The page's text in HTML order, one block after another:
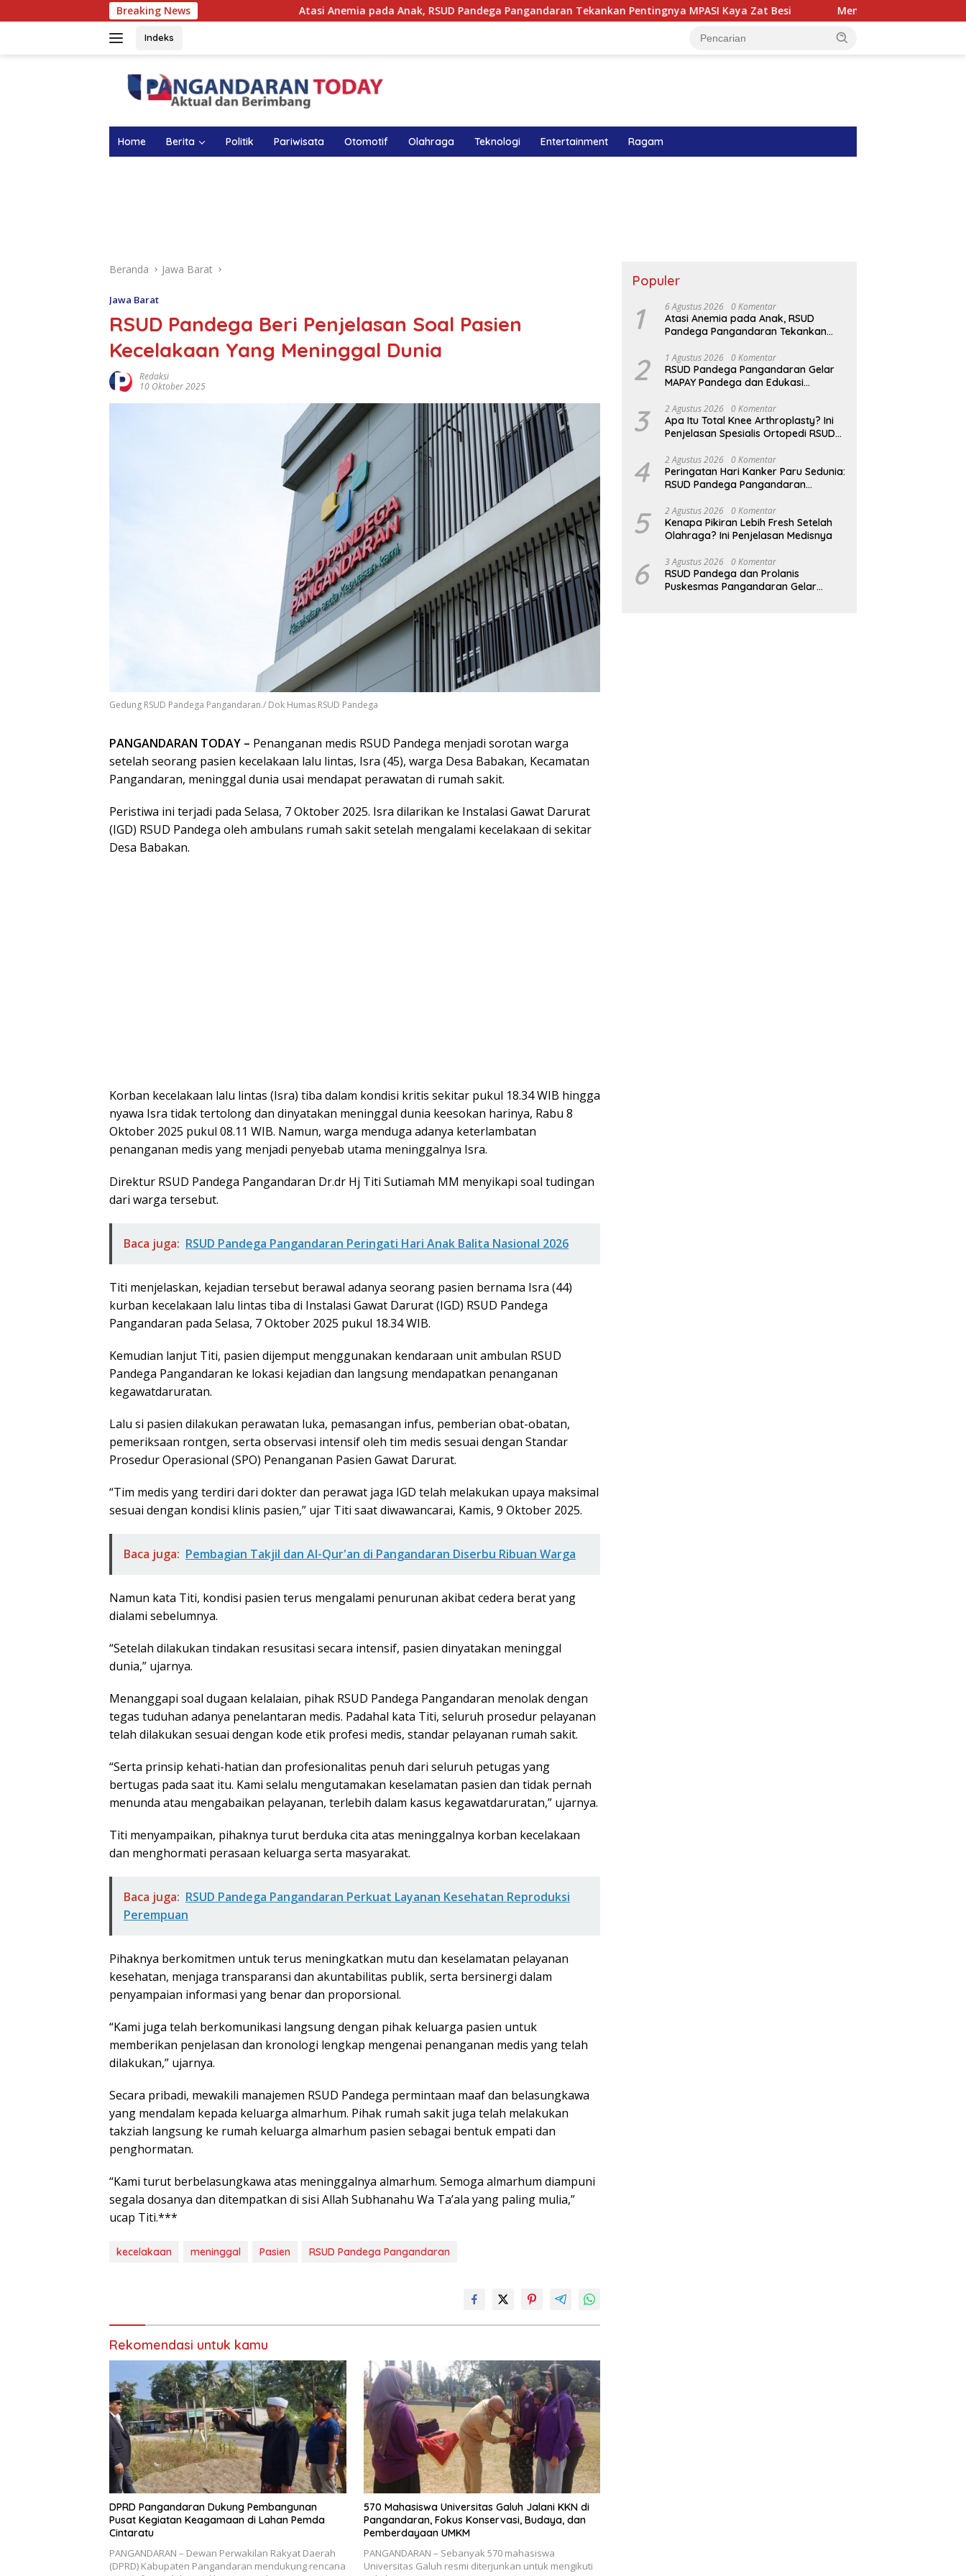
ke
Breaking News Atasi Anemia pada Anak, RSUD Pandega Pangandaran Tekankan Pentingnya MPASI Kaya Zat Besi Menyambung Harapan di Ruang
Indeks
Home Berita Politik Pariwisata Otomotif Olahraga Teknologi Entertainment Ragam
Beranda Jawa Barat
Jawa Barat
RSUD Pandega Beri Penjelasan Soal Pasien
Kecelakaan Yang Meninggal Dunia
Redaksi
10 Oktober 2025
Gedung RSUD Pandega Pangandaran./ Dok Humas RSUD Pandega
PANGANDARAN TODAY – Penanganan medis RSUD Pandega menjadi sorotan warga
setelah seorang pasien kecelakaan lalu lintas, Isra (45), warga Desa Babakan, Kecamatan
Pangandaran, meninggal dunia usai mendapat perawatan di rumah sakit.
Peristiwa ini terjadi pada Selasa, 7 Oktober 2025. Isra dilarikan ke Instalasi Gawat Darurat
(IGD) RSUD Pandega oleh ambulans rumah sakit setelah mengalami kecelakaan di sekitar
Desa Babakan.
Korban kecelakaan lalu lintas (Isra) tiba dalam kondisi kritis sekitar pukul 18.34 WIB hingga
nyawa Isra tidak tertolong dan dinyatakan meninggal dunia keesokan harinya, Rabu 8
Oktober 2025 pukul 08.11 WIB. Namun, warga menduga adanya keterlambatan
penanganan medis yang menjadi penyebab utama meninggalnya Isra.
Direktur RSUD Pandega Pangandaran Dr.dr Hj Titi Sutiamah MM menyikapi soal tudingan
dari warga tersebut.
Baca juga: RSUD Pandega Pangandaran Peringati Hari Anak Balita Nasional 2026
Titi menjelaskan, kejadian tersebut berawal adanya seorang pasien bernama Isra (44)
kurban kecelakaan lalu lintas tiba di Instalasi Gawat Darurat (IGD) RSUD Pandega
Pangandaran pada Selasa, 7 Oktober 2025 pukul 18.34 WIB.
Kemudian lanjut Titi, pasien dijemput menggunakan kendaraan unit ambulan RSUD
Pandega Pangandaran ke lokasi kejadian dan langsung mendapatkan penanganan
kegawatdaruratan.
Lalu si pasien dilakukan perawatan luka, pemasangan infus, pemberian obat-obatan,
pemeriksaan rontgen, serta observasi intensif oleh tim medis sesuai dengan Standar
Prosedur Operasional (SPO) Penanganan Pasien Gawat Darurat.
“Tim medis yang terdiri dari dokter dan perawat jaga IGD telah melakukan upaya maksimal
sesuai dengan kondisi klinis pasien,” ujar Titi saat diwawancarai, Kamis, 9 Oktober 2025.
Baca juga: Pembagian Takjil dan Al-Qur'an di Pangandaran Diserbu Ribuan Warga
Namun kata Titi, kondisi pasien terus mengalami penurunan akibat cedera berat yang
dialami sebelumnya.
“Setelah dilakukan tindakan resusitasi secara intensif, pasien dinyatakan meninggal
dunia,” ujarnya.
Menanggapi soal dugaan kelalaian, pihak RSUD Pandega Pangandaran menolak dengan
tegas tuduhan adanya penelantaran medis. Padahal kata Titi, seluruh prosedur pelayanan
telah dilakukan sesuai dengan kode etik profesi medis, standar pelayanan rumah sakit.
“Serta prinsip kehati-hatian dan profesionalitas penuh dari seluruh petugas yang
bertugas pada saat itu. Kami selalu mengutamakan keselamatan pasien dan tidak pernah
menunda atau mengabaikan pelayanan, terlebih dalam kasus kegawatdaruratan,” ujarnya.
Titi menyampaikan, pihaknya turut berduka cita atas meninggalnya korban kecelakaan
dan menghormati perasaan keluarga serta masyarakat.
Baca juga: RSUD Pandega Pangandaran Perkuat Layanan Kesehatan Reproduksi
Perempuan
Pihaknya berkomitmen untuk terus meningkatkan mutu dan keselamatan pelayanan
kesehatan, menjaga transparansi dan akuntabilitas publik, serta bersinergi dalam
penyampaian informasi yang benar dan proporsional.
“Kami juga telah berkomunikasi langsung dengan pihak keluarga pasien untuk
memberikan penjelasan dan kronologi lengkap mengenai penanganan medis yang telah
dilakukan,” ujarnya.
Secara pribadi, mewakili manajemen RSUD Pandega permintaan maaf dan belasungkawa
yang mendalam kepada keluarga almarhum. Pihak rumah sakit juga telah melakukan
takziah langsung ke rumah keluarga almarhum pasien sebagai bentuk empati dan
penghormatan.
“Kami turut berbelasungkawa atas meninggalnya almarhum. Semoga almarhum diampuni
segala dosanya dan ditempatkan di sisi Allah Subhanahu Wa Ta’ala yang paling mulia,”
ucap Titi.***
kecelakaan meninggal Pasien RSUD Pandega Pangandaran
Rekomendasi untuk kamu
DPRD Pangandaran Dukung Pembangunan
Pusat Kegiatan Keagamaan di Lahan Pemda
Cintaratu
PANGANDARAN – Dewan Perwakilan Rakyat Daerah
(DPRD) Kabupaten Pangandaran mendukung rencana
570 Mahasiswa Universitas Galuh Jalani KKN di
Pangandaran, Fokus Konservasi, Budaya, dan
Pemberdayaan UMKM
PANGANDARAN – Sebanyak 570 mahasiswa
Universitas Galuh resmi diterjunkan untuk mengikuti
Populer
1 6 Agustus 2026 0 Komentar
Atasi Anemia pada Anak, RSUD
Pandega Pangandaran Tekankan
2 1 Agustus 2026 0 Komentar
RSUD Pandega Pangandaran Gelar
MAPAY Pandega dan Edukasi
3 2 Agustus 2026 0 Komentar
Apa Itu Total Knee Arthroplasty? Ini
Penjelasan Spesialis Ortopedi RSUD
4 2 Agustus 2026 0 Komentar
Peringatan Hari Kanker Paru Sedunia:
RSUD Pandega Pangandaran
5 2 Agustus 2026 0 Komentar
Kenapa Pikiran Lebih Fresh Setelah
Olahraga? Ini Penjelasan Medisnya
6 3 Agustus 2026 0 Komentar
RSUD Pandega dan Prolanis
Puskesmas Pangandaran Gelar